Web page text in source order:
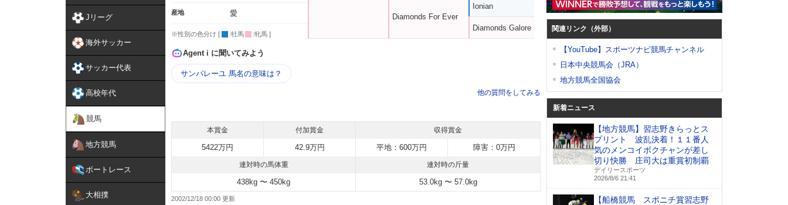
Jリーグ
海外サッカー
サッカー代表
高校年代
競馬
地方競馬
ボートレース
大相撲
産地 愛
※性別の色分け [ :牡馬 :牝馬 ]
Diamonds For Ever
Ionian
Diamonds Galore
Agent i に聞いてみよう
サンパレーユ 馬名の意味は？
他の質問をしてみる
本賞金 付加賞金 収得賞金
5422万円 42.9万円 平地：600万円 障害：0万円
連対時の馬体重 連対時の斤量
438kg 〜 450kg 53.0kg 〜 57.0kg
2002/12/18 00:00
関連リンク（外部）
【YouTube】スポーツナビ競馬チャンネル
日本中央競馬会（JRA）
地方競馬全国協会
新着ニュース
【地方競馬】習志野きらっとス
プリント 波乱決着！１１番人
気のメンコイボクチャンが差し
切り快勝 庄司大は重賞初制覇
デイリースポーツ
2026/8/6 21:41
【船橋競馬 スポニチ賞習志野